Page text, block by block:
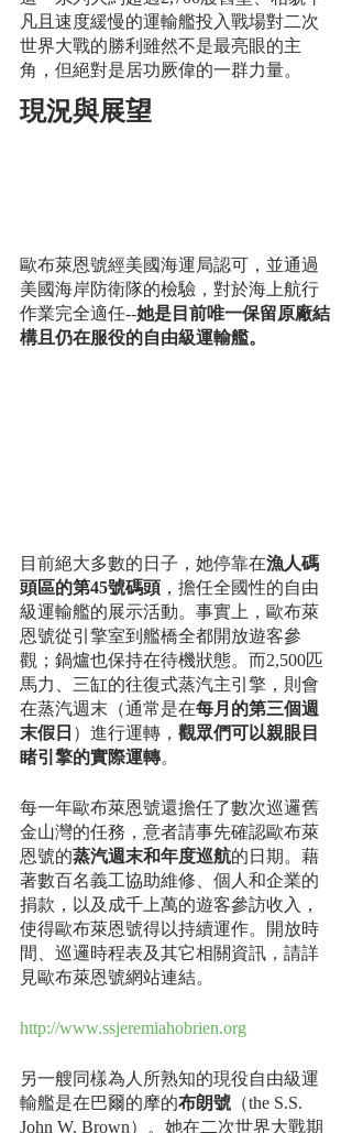
凡且速度緩慢的運輸艦投入戰場對二次
世界大戰的勝利雖然不是最亮眼的主
角，但絕對是居功厥偉的一群力量。
現況與展望
歐布萊恩號經美國海運局認可，並通過
美國海岸防衛隊的檢驗，對於海上航行
作業完全適任--她是目前唯一保留原廠結
構且仍在服役的自由級運輸艦。
目前絕大多數的日子，她停靠在漁人碼
頭區的第45號碼頭 ，擔任全國性的自由
級運輸艦的展示活動。事實上，歐布萊
恩號從引擎室到艦橋全都開放遊客參
觀；鍋爐也保持在待機狀態。而2,500匹
馬力、三缸的往復式蒸汽主引擎，則會
在蒸汽週末（通常是在每月的第三個週
末假日 ）進行運轉， 觀眾們可以親眼目
睹引擎的實際運轉。
每一年歐布萊恩號還擔任了數次巡邏舊
金山灣的任務，意者請事先確認歐布萊
恩號的蒸汽週末和年度巡航的日期。藉
著數百名義工協助維修、個人和企業的
捐款，以及成千上萬的遊客參訪收入，
使得歐布萊恩號得以持續運作。開放時
間、巡邏時程表及其它相關資訊，請詳
見歐布萊恩號網站連結。
http://www.ssjeremiahobrien.org
另一艘同樣為人所熟知的現役自由級運
輸艦是在巴爾的摩的布朗號 （the S.S.
John W. Brown）。她在二次世界大戰期